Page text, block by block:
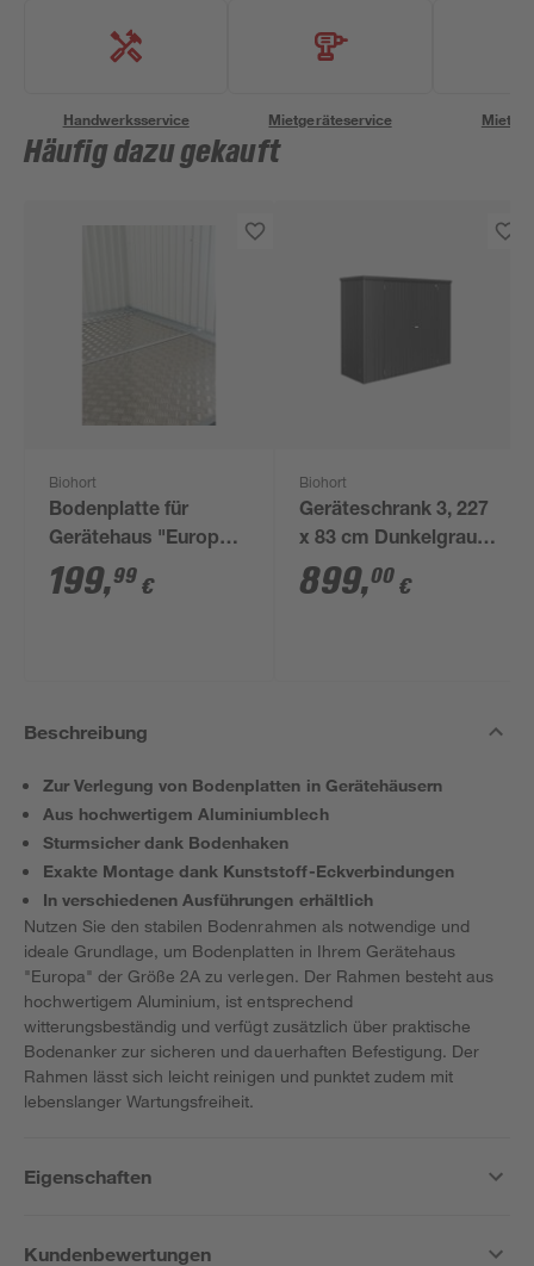
Handwerksservice Mietgeräteservice
Häufig dazu gekauft
Biohort
Bodenplatte für
Gerätehaus "Europa"
Aluminium 213,5 x
69,5 cm
199,99 €
Biohort
Geräteschrank 3, 227
x 83 cm Dunkelgrau
metallic
899,00 €
Beschreibung
Zur Verlegung von Bodenplatten in Gerätehäusern
Aus hochwertigem Aluminiumblech
Sturmsicher dank Bodenhaken
Exakte Montage dank Kunststoff-Eckverbindungen
In verschiedenen Ausführungen erhältlich
Nutzen Sie den stabilen Bodenrahmen als notwendige und
ideale Grundlage, um Bodenplatten in Ihrem Gerätehaus
"Europa" der Größe 2A zu verlegen. Der Rahmen besteht aus
hochwertigem Aluminium, ist entsprechend
witterungsbeständig und verfügt zusätzlich über praktische
Bodenanker zur sicheren und dauerhaften Befestigung. Der
Rahmen lässt sich leicht reinigen und punktet zudem mit
lebenslanger Wartungsfreiheit.
Eigenschaften
Kundenbewertungen